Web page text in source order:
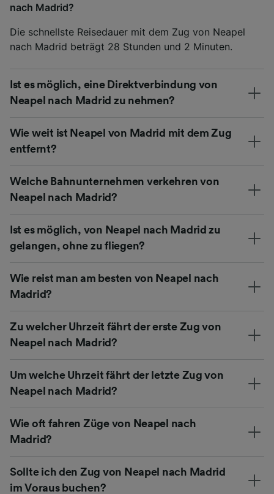
nach Madrid?
Die schnellste Reisedauer mit dem Zug von Neapel
nach Madrid beträgt 28 Stunden und 2 Minuten.
Ist es möglich, eine Direktverbindung von
Neapel nach Madrid zu nehmen?
Wie weit ist Neapel von Madrid mit dem Zug
entfernt?
Welche Bahnunternehmen verkehren von
Neapel nach Madrid?
Ist es möglich, von Neapel nach Madrid zu
gelangen, ohne zu fliegen?
Wie reist man am besten von Neapel nach
Madrid?
Zu welcher Uhrzeit fährt der erste Zug von
Neapel nach Madrid?
Um welche Uhrzeit fährt der letzte Zug von
Neapel nach Madrid?
Wie oft fahren Züge von Neapel nach
Madrid?
Sollte ich den Zug von Neapel nach Madrid
im Voraus buchen?